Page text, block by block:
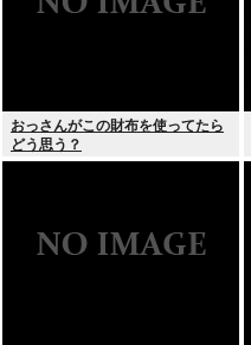
おっさんがこの財布を使ってたら
どう思う？